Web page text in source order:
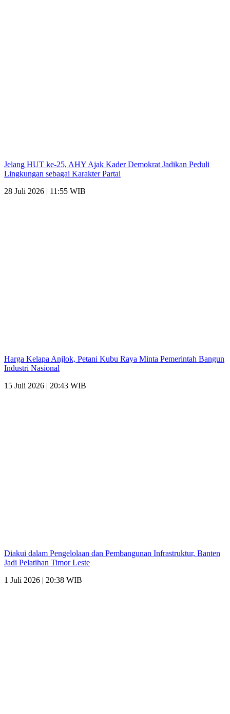
Jelang HUT ke-25, AHY Ajak Kader Demokrat Jadikan Peduli
Lingkungan sebagai Karakter Partai
28 Juli 2026 | 11:55 WIB
Harga Kelapa Anjlok, Petani Kubu Raya Minta Pemerintah Bangun
Industri Nasional
15 Juli 2026 | 20:43 WIB
Diakui dalam Pengelolaan dan Pembangunan Infrastruktur, Banten
Jadi Pelatihan Timor Leste
1 Juli 2026 | 20:38 WIB